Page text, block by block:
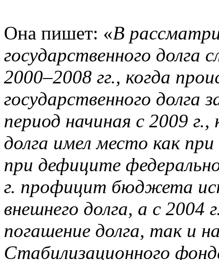
Она пишет: «В
государственного долга
2000–2008 гг., когда
государственного
период начиная с 2009
долга имел место как
при дефиците
г. профицит бюджета
внешнего долга, а с 2004
погашение долга, так и
Стабилизационного